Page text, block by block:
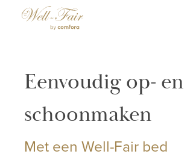
Eenvoudig op- en
schoonmaken
Met een Well-Fair bed